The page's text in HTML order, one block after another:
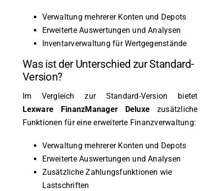
Verwaltung mehrerer Konten und Depots
Erweiterte Auswertungen und Analysen
Inventarverwaltung für Wertgegenstände
Was ist der Unterschied zur Standard-
Version?
Im Vergleich zur Standard-Version bietet
Lexware FinanzManager Deluxe zusätzliche
Funktionen für eine erweiterte Finanzverwaltung:
Verwaltung mehrerer Konten und Depots
Erweiterte Auswertungen und Analysen
Zusätzliche Zahlungsfunktionen wie
Lastschriften